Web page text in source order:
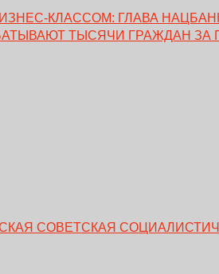
КЛАССОМ: ГЛАВА
ТЫСЯЧИ ГРАЖДАН ЗА
СОВЕТСКАЯ